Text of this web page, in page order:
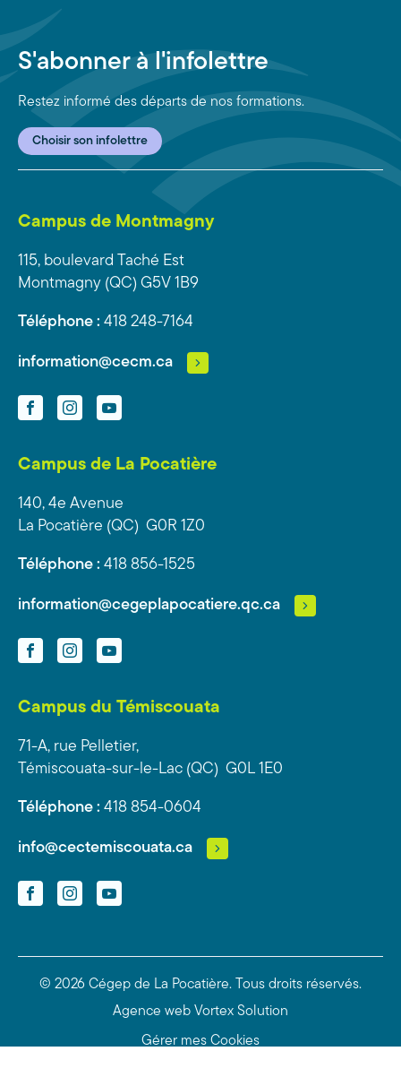
S'abonner à l'infolettre
Restez informé des départs de nos formations.
Choisir son infolettre
Campus de Montmagny
115, boulevard Taché Est
Montmagny (QC) G5V 1B9
Téléphone : 418 248-7164
information@cecm.ca
FacebookInstagramYouTube
Campus de La Pocatière
140, 4e Avenue
La Pocatière (QC) G0R 1Z0
Téléphone : 418 856-1525
information@cegeplapocatiere.qc.ca
FacebookInstagramYouTube
Campus du Témiscouata
71-A, rue Pelletier,
Témiscouata-sur-le-Lac (QC) G0L 1E0
Téléphone : 418 854-0604
info@cectemiscouata.ca
FacebookInstagramYouTube
© 2026 Cégep de La Pocatière.
Tous droits réservés.
Agence web Vortex Solution
Gérer mes Cookies